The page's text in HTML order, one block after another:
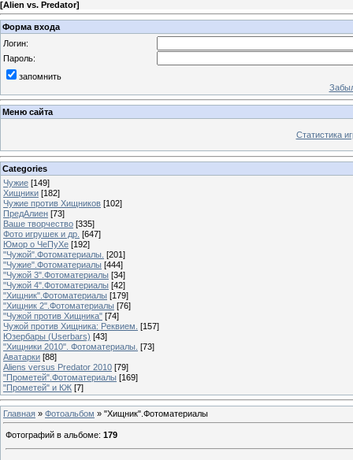
[Alien vs. Predator]
Форма входа
Логин:
Пароль:
запомнить
Меню сайта
Статистика
Categories
Чужие [149]
Хищники [182]
Чужие против Хищников [102]
ПредАлиен [73]
Ваше творчество [335]
Фото игрушек и др. [647]
Юмор о ЧеПуХе [192]
"Чужой".Фотоматериалы. [201]
"Чужие".Фотоматериалы [444]
"Чужой 3".Фотоматериалы [34]
"Чужой 4".Фотоматериалы [42]
"Хищник".Фотоматериалы [179]
"Хищник 2".Фотоматериалы [76]
"Чужой против Хищника" [74]
Чужой против Хищника: Реквием. [157]
Юзербары (Userbars) [43]
"Хищники 2010". Фотоматериалы. [73]
Аватарки [88]
Aliens versus Predator 2010 [79]
"Прометей".Фотоматериалы [169]
"Прометей" и КЖ [7]
Главная » Фотоальбом » "Хищник".Фотоматериалы
Фотографий в альбоме: 179